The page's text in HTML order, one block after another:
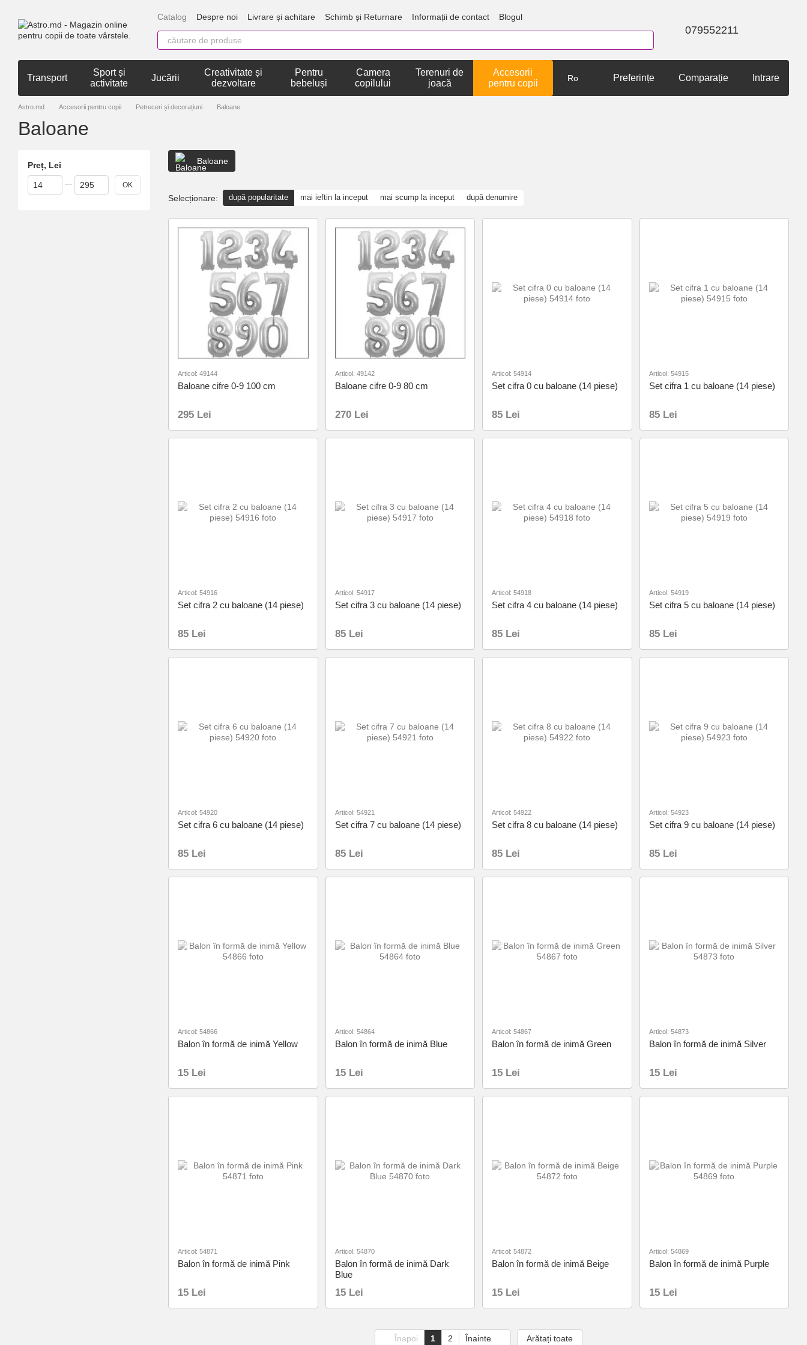
Catalog Despre noi Livrare și achitare Schimb și Returnare Informații de contact Blogul
079552211
Transport
Sport și
activitate
Jucării
Creativitate și
dezvoltare
Pentru
bebeluși
Camera
copilului
Terenuri de
joacă
Accesorii
pentru copii
Ro Preferințe Comparație Intrare
Astro.md Accesorii pentru copii Petreceri și decorațiuni Baloane
Baloane
Baloane
Selecționare: după popularitate mai ieftin la inceput mai scump la inceput după denumire
Articol: 49144
Baloane cifre 0-9 100 cm
295 Lei
Articol: 49142
Baloane cifre 0-9 80 cm
270 Lei
Articol: 54914
Set cifra 0 cu baloane (14 piese)
85 Lei
Articol: 54915
Set cifra 1 cu baloane (14 piese)
85 Lei
Articol: 54916
Set cifra 2 cu baloane (14 piese)
85 Lei
Articol: 54917
Set cifra 3 cu baloane (14 piese)
85 Lei
Articol: 54918
Set cifra 4 cu baloane (14 piese)
85 Lei
Articol: 54919
Set cifra 5 cu baloane (14 piese)
85 Lei
Articol: 54920
Set cifra 6 cu baloane (14 piese)
85 Lei
Articol: 54921
Set cifra 7 cu baloane (14 piese)
85 Lei
Articol: 54922
Set cifra 8 cu baloane (14 piese)
85 Lei
Articol: 54923
Set cifra 9 cu baloane (14 piese)
85 Lei
Articol: 54866
Balon în formă de inimă Yellow
15 Lei
Articol: 54864
Balon în formă de inimă Blue
15 Lei
Articol: 54867
Balon în formă de inimă Green
15 Lei
Articol: 54873
Balon în formă de inimă Silver
15 Lei
Articol: 54871
Balon în formă de inimă Pink
15 Lei
Articol: 54870
Balon în formă de inimă Dark
Blue
15 Lei
Articol: 54872
Balon în formă de inimă Beige
15 Lei
Articol: 54869
Balon în formă de inimă Purple
15 Lei
Înapoi 1 2 Înainte Arătați toate
Preț, Lei
De la Preț, Lei
Până la Preț, Lei OK